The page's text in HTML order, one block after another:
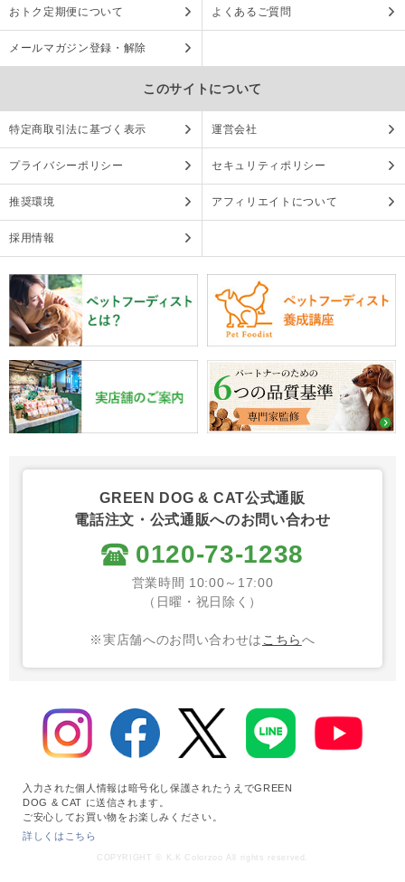
おトク定期便について よくあるご質問
メールマガジン登録・解除
このサイトについて
特定商取引法に基づく表示 運営会社
プライバシーポリシー セキュリティポリシー
推奨環境 アフィリエイトについて
採用情報
GREEN DOG & CAT公式通販
電話注文・公式通販へのお問い合わせ
0120-73-1238
営業時間 10:00～17:00
（日曜・祝日除く）
※実店舗へのお問い合わせは こちらへ
入力された個人情報は暗号化し保護されたうえでGREEN
DOG & CAT に送信されます。
ご安心してお買い物をお楽しみください。
詳しくはこちら
COPYRIGHT © K.K Colorzoo All rights reserved.